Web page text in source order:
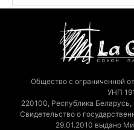
Общество с ограниченной
УНП
220100, Республика Беларусь,
Свидетельство о
29.01.2010 выдано